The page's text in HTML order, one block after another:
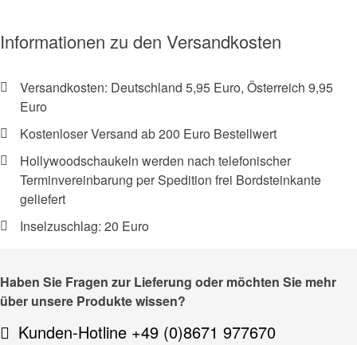
Informationen zu den Versandkosten
Versandkosten: Deutschland 5,95 Euro, Österreich 9,95
Euro
Kostenloser Versand ab 200 Euro Bestellwert
Hollywoodschaukeln werden nach telefonischer
Terminvereinbarung per Spedition frei Bordsteinkante
geliefert
Inselzuschlag: 20 Euro
Haben Sie Fragen zur Lieferung oder möchten Sie mehr
über unsere Produkte wissen?
Kunden-Hotline +49 (0)8671 977670